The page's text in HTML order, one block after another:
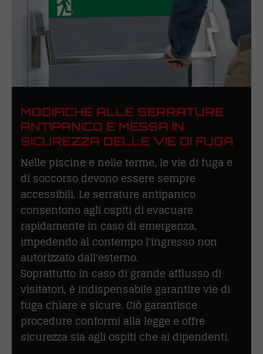
MODIFICHE ALLE SERRATURE
ANTIPANICO E MESSA IN
SICUREZZA DELLE VIE DI FUGA
Nelle piscine e nelle terme, le vie di fuga e
di soccorso devono essere sempre
accessibili. Le serrature antipanico
consentono agli ospiti di evacuare
rapidamente in caso di emergenza,
impedendo al contempo l'ingresso non
autorizzato dall'esterno.
Soprattutto in caso di grande afflusso di
visitatori, è indispensabile garantire vie di
fuga chiare e sicure. Ciò garantisce
procedure conformi alla legge e offre
sicurezza sia agli ospiti che ai dipendenti.